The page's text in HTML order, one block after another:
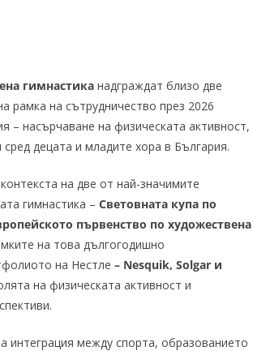
гимнастика надграждат близо две
рамка на сътрудничество през 2026
– насърчаване на физическата активност,
децата и младите хора в България.
на две от най-значимите
гимнастика – Световната купа по
първенство по художествена
на това дългогодишно
на Нестле – Nesquik, Solgar и
на физическата активност и
интеграция между спорта, образованието